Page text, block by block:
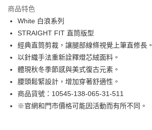
街口支付
悠遊付
Google Pay
貨到付款
運送方式
商品特色
White 白浪系列
STRAIGHT FIT 直筒版型
經典直筒剪裁，讓腿部線條視覺上筆直修長。
以針織手法重新詮釋燈芯絨面料。
體現秋冬季節感與美式復古元素。
腰頭鬆緊設計，增加穿著舒適性。
商品貨號：10545-138-065-31-511
※官網和門市價格可能因活動而有所不同。